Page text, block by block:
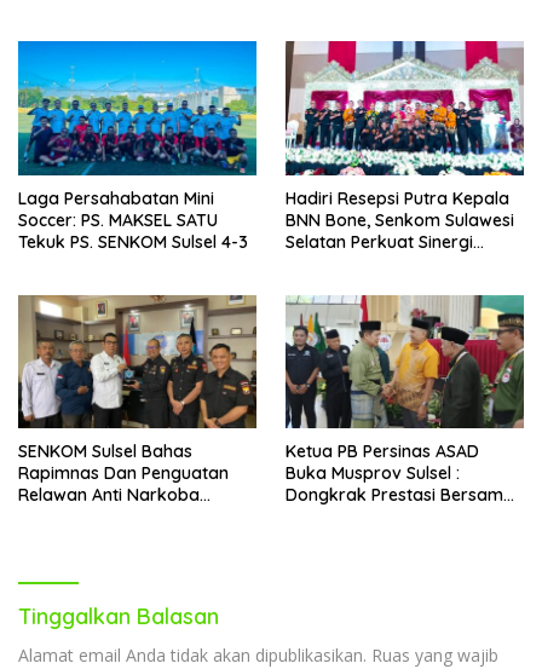
Laga Persahabatan Mini
Soccer: PS. MAKSEL SATU
Tekuk PS. SENKOM Sulsel 4-3
Hadiri Resepsi Putra Kepala
BNN Bone, Senkom Sulawesi
Selatan Perkuat Sinergi
SENKOM Sulsel Bahas
Rapimnas Dan Penguatan
Relawan Anti Narkoba
Ketua PB Persinas ASAD
Buka Musprov Sulsel :
Dongkrak Prestasi Bersama
Tinggalkan Balasan
Alamat email Anda tidak akan dipublikasikan. Ruas yang wajib